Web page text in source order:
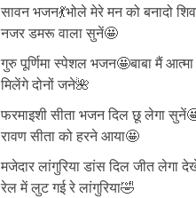
सावन भजन💃भोले मेरे मन को बनादो
नजर डमरू वाला सुनें🤩
गुरु पूर्णिमा स्पेशल भजन🤩बाबा मैं
मिलेंगे दोनों जने🌺
फरमाइशी सीता भजन दिल छू लेगा
रावण सीता को हरने आया🤩
मजेदार लांगुरिया डांस दिल जीत लेगा
रेल में लुट गई रे लांगुरिया🤣